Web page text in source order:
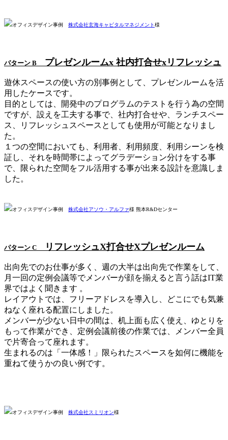
オフィスデザイン事例 株式会社玄海キャピタルマネジメント様
パターン B プレゼンルームx 社内打合せxリフレッシュ
遊休スペースの使い方の別事例として、プレゼンルームを活
用したケースです。
目的としては、開発中のプログラムのテストを行う為の空間
ですが、設えを工夫する事で、社内打合せや、ランチスペー
ス、リフレッシュスペースとしても使用が可能となりまし
た。
１つの空間においても、利用者、利用頻度、利用シーンを検
証し、それを時間帯によってグラデーション分けをする事
で、限られた空間をフル活用する事が出来る設計を意識しま
した。
オフィスデザイン事例 株式会社アソウ・アルファ様 熊本R&Dセンター
パターン C リフレッシュX打合せXプレゼンルーム
出向先でのお仕事が多く、週の大半は出向先で作業をして、
月一回の定例会議等でメンバーが顔を揃えると言う話はIT業
界ではよく聞きます 。
レイアウトでは、フリーアドレスを導入し、どこにでも気兼
ねなく座れる配置にしました。
メンバーが少ない日中の間は、机上面も広く使え、ゆとりを
もって作業ができ、定例会議前後の作業では、メンバー全員
で片寄合って座れます。
生まれるのは「一体感！」限られたスペースを如何に機能を
重ねて使うかの良い例です。
オフィスデザイン事例 株式会社スミリオン様